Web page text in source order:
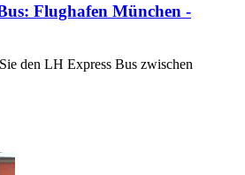
Flughafen München -
den LH Express Bus zwischen